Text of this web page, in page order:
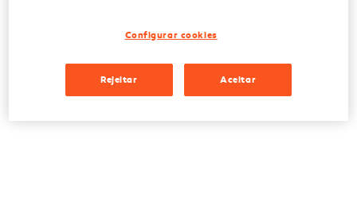
120segundos
120segundos
Configurar cookies
Rejeitar Aceitar